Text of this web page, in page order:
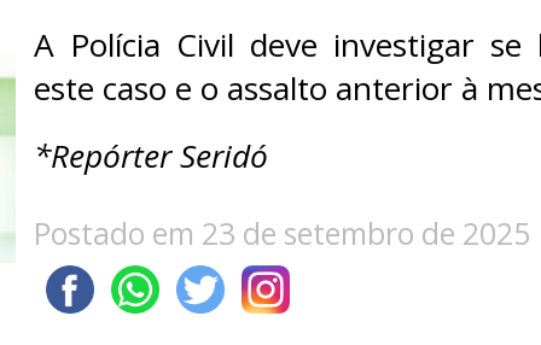
A Polícia Civil deve investigar
este caso e o assalto anterior à
*Repórter Seridó
Postado em 23 de setembro de 2025